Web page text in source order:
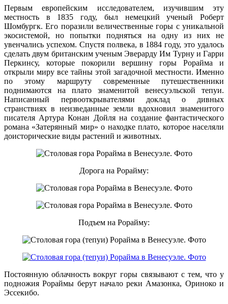
Первым европейским исследователем, изучившим эту
местность в 1835 году, был немецкий ученый Роберт
Шомбургк. Его поразили величественные горы с уникальной
экосистемой, но попытки подняться на одну из них не
увенчались успехом. Спустя полвека, в 1884 году, это удалось
сделать двум британским ученым Эверарду Им Турну и Гарри
Перкинсу, которые покорили вершину горы Рорайма и
открыли миру все тайны этой загадочной местности. Именно
по этому маршруту современные путешественники
поднимаются на плато знаменитой венесуэльской тепуи.
Написанный первооткрывателями доклад о дивных
странствиях в неизведанные земли вдохновил знаменитого
писателя Артура Конан Дойля на создание фантастического
романа «Затерянный мир» о находке плато, которое населяли
доисторические виды растений и животных.
Дорога на Рорайму:
Подъем на Рорайму:
Постоянную облачность вокруг горы связывают с тем, что у
подножия Рораймы берут начало реки Амазонка, Ориноко и
Эссекибо.